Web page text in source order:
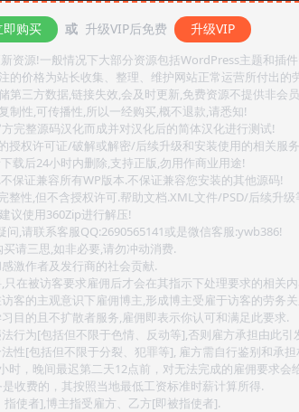
即购买 或 升级VIP后免费 升级VIP
资源!一般情况下大部分资源包括WordPress主题和插
的价格为站长收集、整理、维护网站正常运营所付出的
第三方数据,链接失效,会及时更新,免费资源不提供非会
制性,可传播性,所以一经购买,概不退款,请悉知!
完整源码汉化而成并对汉化后的简体汉化进行测试!
授权许可证/破解或解密/后续升级和安装使用的相关服
载后24小时内删除,支持正版,勿用作商业用途!
保证兼容所有WP版本.不保证兼容您安装的其他源码!
整性,但不含授权许可.帮助文档.XML文件/PSD/后续升级
议使用360Zip进行解压!
,请联系客服QQ:2690565141或是微信客服:ywb386!
请三思,如非必要,请勿冲动消费.
激作者及发行商的社会贡献.
在被访客要求雇佣后才会在其指示下处理要求的相关
客的主观意识下雇佣博主,形成博主受雇于访客的劳务
目的且不扩散者服务,雇佣即表示你认可和满足此要求.
行为[包括但不限于色情、反动等],否则雇方承担由此引
性[包括但不限于分裂、犯罪等], 雇方需自行鉴别和承担
，晚间最迟第二天12点前，对无法完成的雇佣要求会
收费的，其按照当地最低工资标准时薪计算所得.
使者],博主指受雇方、乙方[即被指使者].